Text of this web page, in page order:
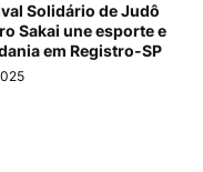
Solidário de Judô
Sakai une esporte e
em Registro-SP